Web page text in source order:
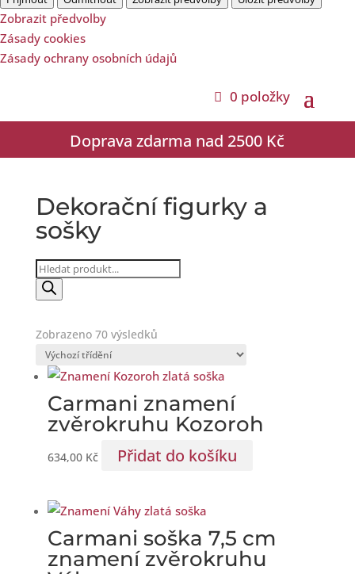
Zobrazit předvolby
Zásady cookies
Zásady ochrany osobních údajů
0 položky
Doprava zdarma nad 2500 Kč
Dekorační figurky a
sošky
Products
search
Zobrazeno 70 výsledků
Carmani znamení
zvěrokruhu Kozoroh
634,00 Kč Přidat do košíku
Carmani soška 7,5 cm
znamení zvěrokruhu